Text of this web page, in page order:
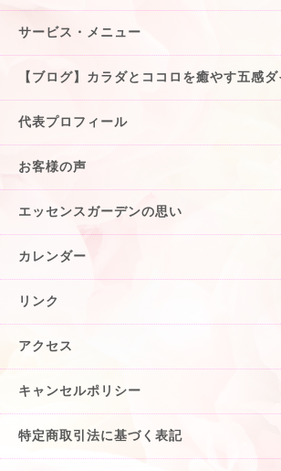
サービス・メニュー
【ブログ】カラダとココロを癒やす五感
代表プロフィール
お客様の声
エッセンスガーデンの思い
カレンダー
リンク
アクセス
キャンセルポリシー
特定商取引法に基づく表記